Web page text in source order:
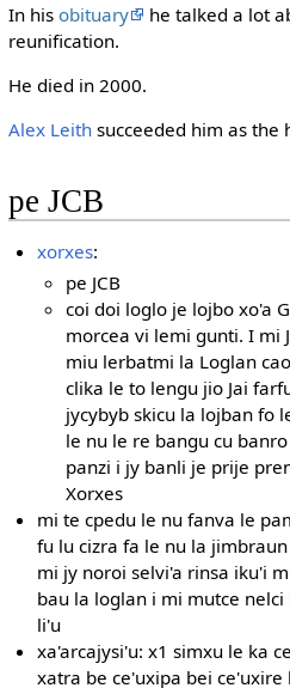
In his obituary
he talked a lot
reunification.
He died in 2000.
Alex Leithsucceeded him as the
pe JCB
xorxes:
pe JCB
coi doi loglo je lojbo xo'a
morcea vi lemi gunti. I mi
miu lerbatmi la Loglan
clika le to lengu jio Jai
jycybyb skicu la lojban fo
le nu le re bangu cu
panzi i jy banli je prije
Xorxes
mi te cpedu le nu fanva le
fu lu cizra fa le nu la
mi jy noroi selvi'a rinsa iku'i
bau la loglan i mi mutce
li'u
xa'arcajysi'u: x1 simxu le ka
xatra be ce'uxipa bei